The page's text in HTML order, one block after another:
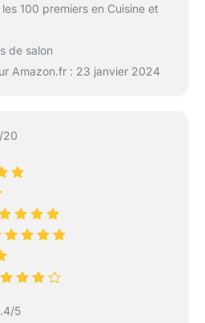
100 premiers en Cuisine et
de salon
Amazon.fr : 23 janvier 2024
20
5